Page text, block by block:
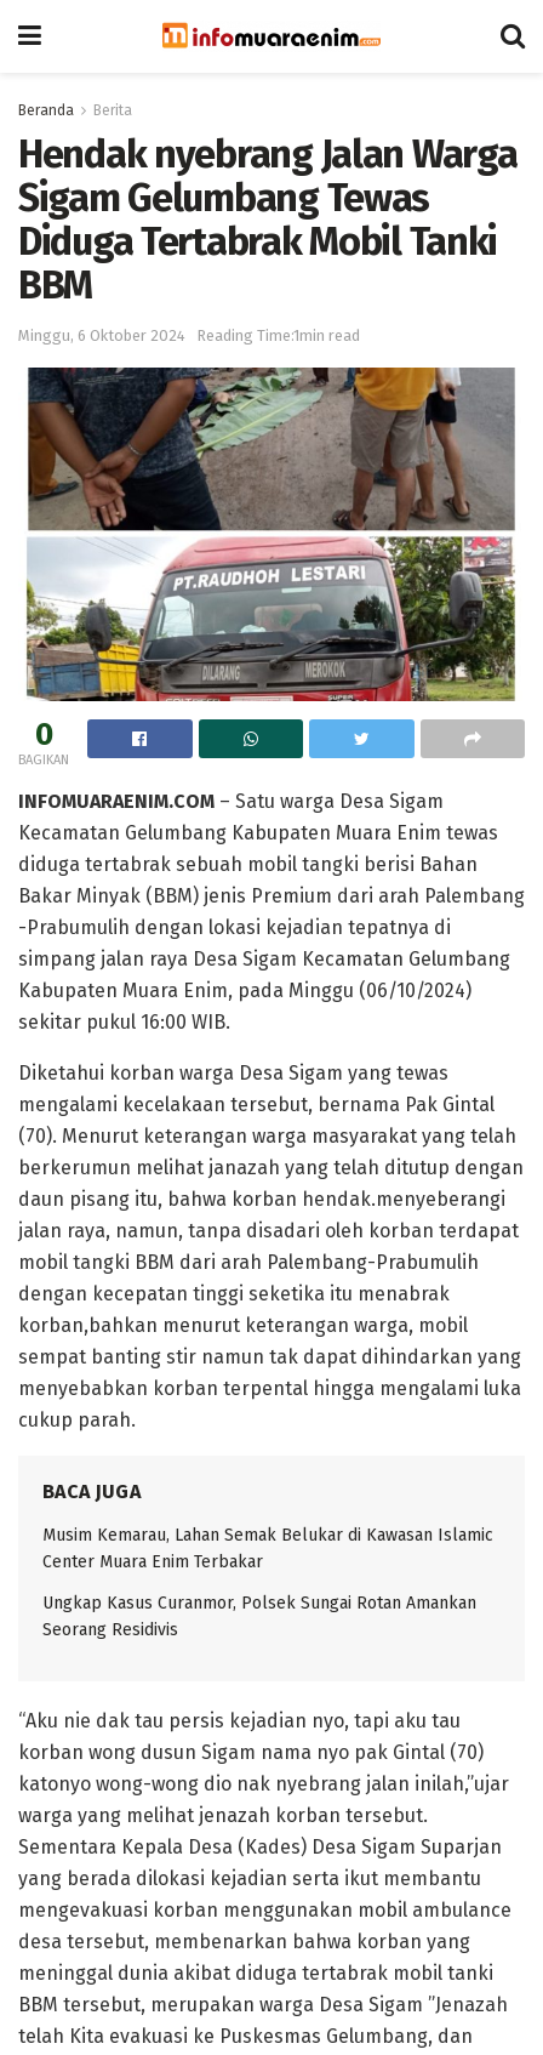
Beranda Berita
Hendak nyebrang Jalan Warga
Sigam Gelumbang Tewas
Diduga Tertabrak Mobil Tanki
BBM
Minggu, 6 Oktober 2024 Reading Time:1min read
0
BAGIKAN
INFOMUARAENIM.COM – Satu warga Desa Sigam
Kecamatan Gelumbang Kabupaten Muara Enim tewas
diduga tertabrak sebuah mobil tangki berisi Bahan
Bakar Minyak (BBM) jenis Premium dari arah Palembang
-Prabumulih dengan lokasi kejadian tepatnya di
simpang jalan raya Desa Sigam Kecamatan Gelumbang
Kabupaten Muara Enim, pada Minggu (06/10/2024)
sekitar pukul 16:00 WIB.
Diketahui korban warga Desa Sigam yang tewas
mengalami kecelakaan tersebut, bernama Pak Gintal
(70). Menurut keterangan warga masyarakat yang telah
berkerumun melihat janazah yang telah ditutup dengan
daun pisang itu, bahwa korban hendak.menyeberangi
jalan raya, namun, tanpa disadari oleh korban terdapat
mobil tangki BBM dari arah Palembang-Prabumulih
dengan kecepatan tinggi seketika itu menabrak
korban,bahkan menurut keterangan warga, mobil
sempat banting stir namun tak dapat dihindarkan yang
menyebabkan korban terpental hingga mengalami luka
cukup parah.
BACA JUGA
Musim Kemarau, Lahan Semak Belukar di Kawasan Islamic
Center Muara Enim Terbakar
Ungkap Kasus Curanmor, Polsek Sungai Rotan Amankan
Seorang Residivis
“Aku nie dak tau persis kejadian nyo, tapi aku tau
korban wong dusun Sigam nama nyo pak Gintal (70)
katonyo wong-wong dio nak nyebrang jalan inilah,”ujar
warga yang melihat jenazah korban tersebut.
Sementara Kepala Desa (Kades) Desa Sigam Suparjan
yang berada dilokasi kejadian serta ikut membantu
mengevakuasi korban menggunakan mobil ambulance
desa tersebut, membenarkan bahwa korban yang
meninggal dunia akibat diduga tertabrak mobil tanki
BBM tersebut, merupakan warga Desa Sigam ”Jenazah
telah Kita evakuasi ke Puskesmas Gelumbang, dan